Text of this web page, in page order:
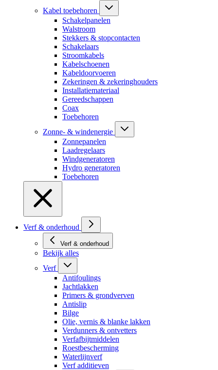
Kabel toebehoren
Schakelpanelen
Walstroom
Stekkers & stopcontacten
Schakelaars
Stroomkabels
Kabelschoenen
Kabeldoorvoeren
Zekeringen & zekeringhouders
Installatiemateriaal
Gereedschappen
Coax
Toebehoren
Zonne- & windenergie
Zonnepanelen
Laadregelaars
Windgeneratoren
Hydro generatoren
Toebehoren
Verf & onderhoud
Verf & onderhoud
Bekijk alles
Verf
Antifoulings
Jachtlakken
Primers & grondverven
Antislip
Bilge
Olie, vernis & blanke lakken
Verdunners & ontvetters
Verfafbijtmiddelen
Roestbescherming
Waterlijnverf
Verf additieven